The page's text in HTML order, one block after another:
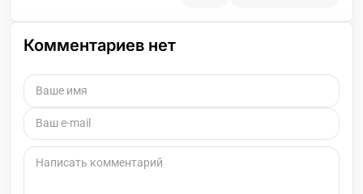
Комментариев нет